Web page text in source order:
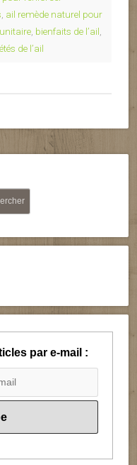
ail remède naturel pour
bienfaits de l’ail
de l’ail
par e-mail :